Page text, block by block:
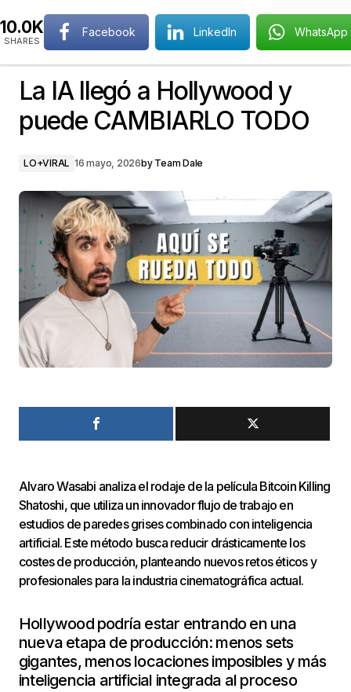
La IA llegó a Hollywood y
puede CAMBIARLO TODO
LO+VIRAL 16 mayo, 2026by Team Dale
Alvaro Wasabi analiza el rodaje de la película Bitcoin Killing
Shatoshi, que utiliza un innovador flujo de trabajo en
estudios de paredes grises combinado con inteligencia
artificial. Este método busca reducir drásticamente los
costes de producción, planteando nuevos retos éticos y
profesionales para la industria cinematográfica actual.
Hollywood podría estar entrando en una
nueva etapa de producción: menos sets
gigantes, menos locaciones imposibles y más
inteligencia artificial integrada al proceso
10.0K
SHARES
Facebook LinkedIn WhatsApp